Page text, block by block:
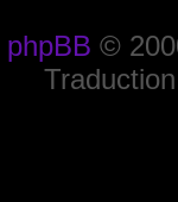
phpBB ©